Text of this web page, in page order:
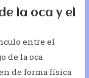
la oca y el
entre el
de la oca
de forma física